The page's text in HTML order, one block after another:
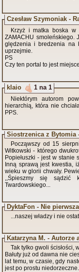
Czesław Szymoniak -
Krzyż i matka boska w
ZAMACHU smoleńskiego.
ględzenia i bredzenia na
uprzejmie.
PS
Czy ten portal to jest
klaio 1 na 1
Niektórym autorom
hierarchią, która nie
PPS.
Siostrzenica z Bytomia
Począwszy od 15
Witkowski - którego
Popiełuszki - jest w stanie
Inną sprawą jest kwestia,
wieku w glorii chwały.
,,Śpieszmy się sądzić
Twardowskiego...
DyktaFon - Nie
...naszej władzy i nie
Katarzyna M. - Autorze
Tak tylko gwoli ścisłości,
Bałuty już od dawna nie
lat temu, w czasie, gdy
jest po prostu niedorzeczne.